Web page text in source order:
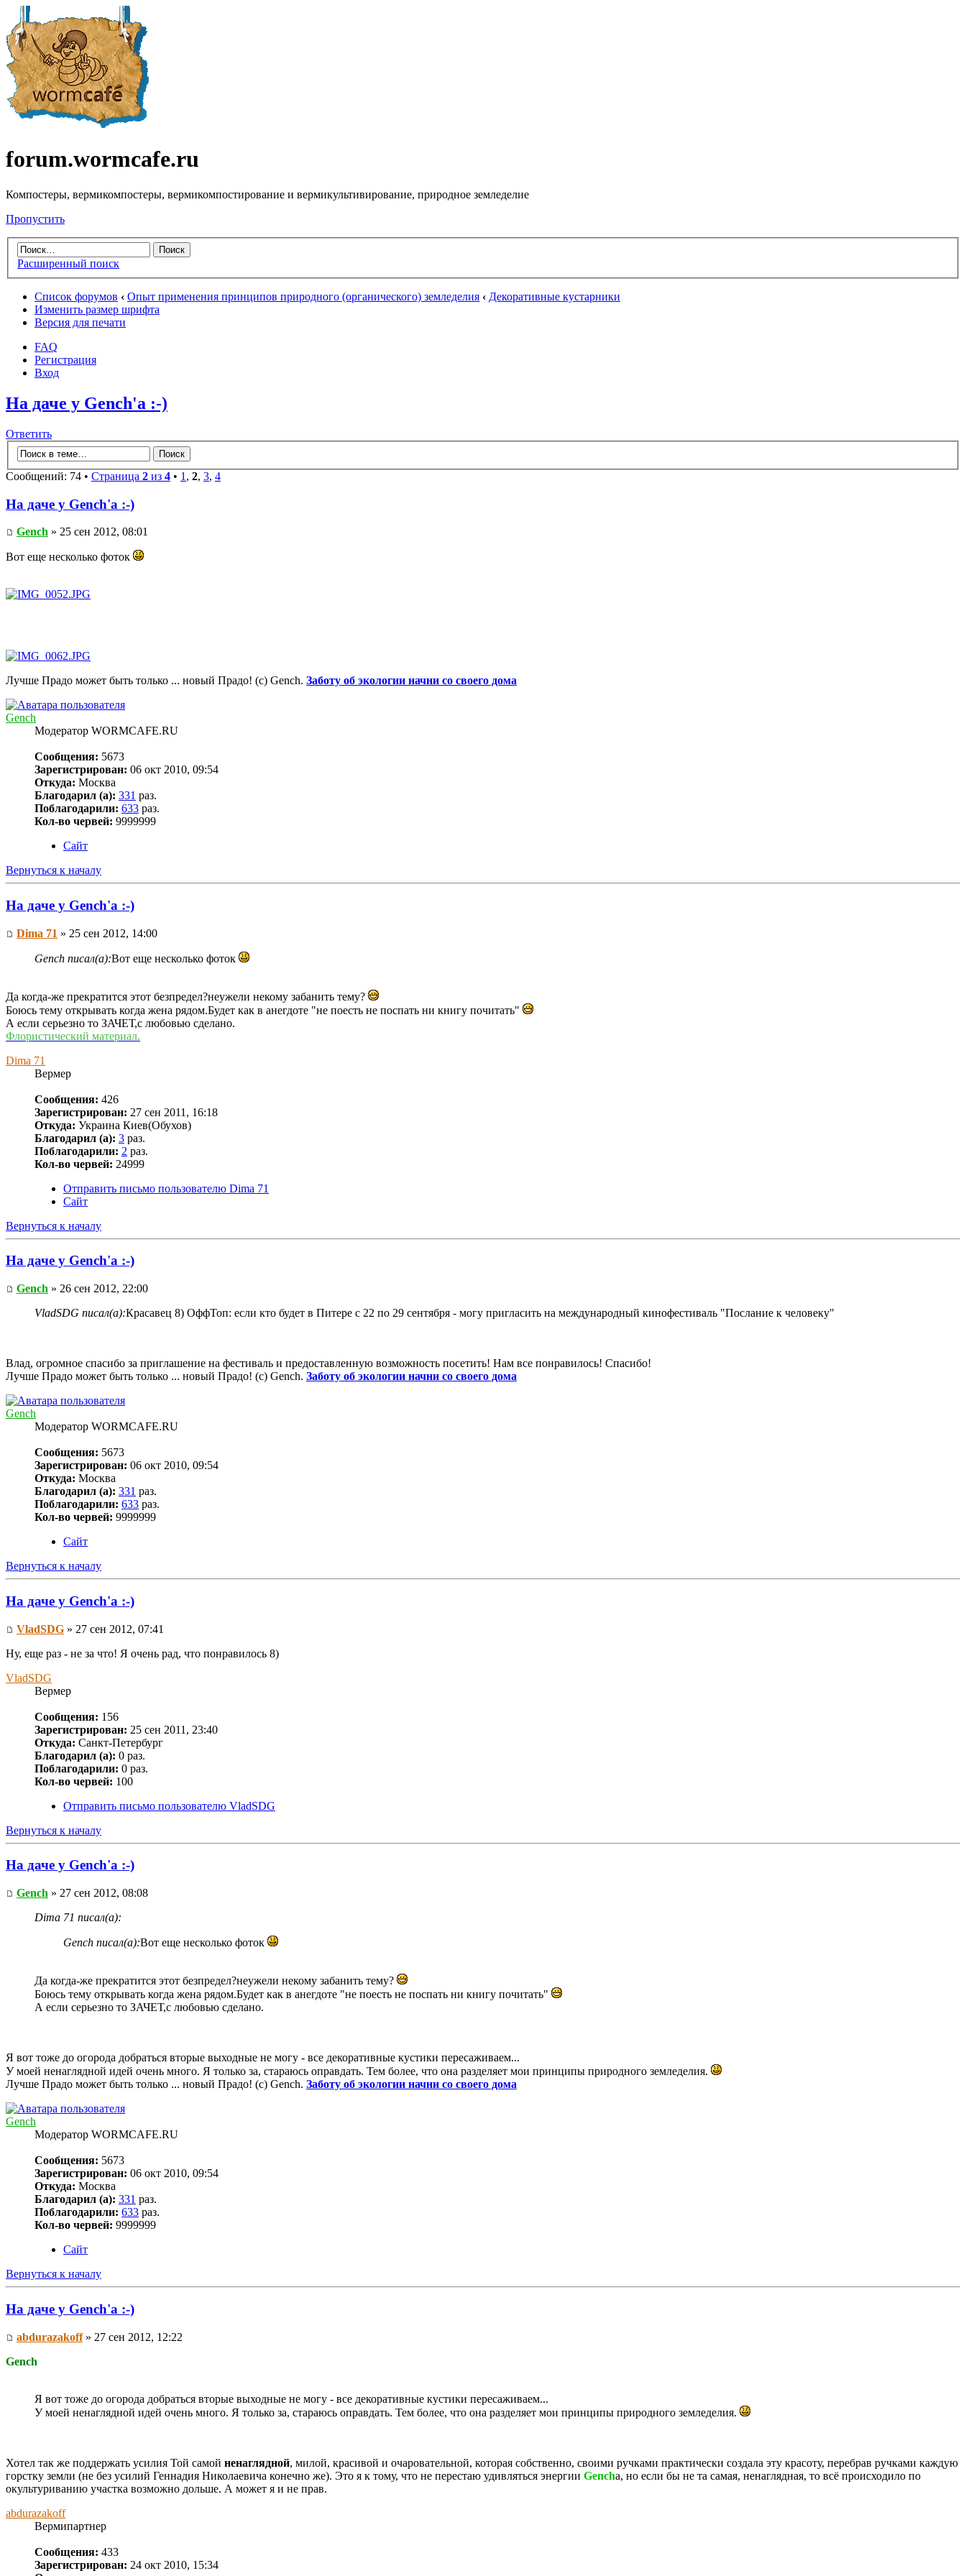
forum.wormcafe.ru
Компостеры, вермикомпостеры, вермикомпостирование и вермикультивирование, природное земледелие
Пропустить
Расширенный поиск
Список форумов ‹ Опыт применения принципов природного (органического) земледелия ‹ Декоративные кустарники
Изменить размер шрифта
Версия для печати
FAQ
Регистрация
Вход
На даче у Gench'а :-)
Ответить
Сообщений: 74 • Страница 2 из 4 • 1 , 2, 3, 4
На даче у Gench'а :-)
Gench » 25 сен 2012, 08:01
Вот еще несколько фоток
Лучше Прадо может быть только ... новый Прадо! (c) Gench. Заботу об экологии начни со своего дома
Gench
Модератор WORMCAFE.RU
Сообщения: 5673
Зарегистрирован: 06 окт 2010, 09:54
Откуда: Москва
Благодарил (а): 331 раз.
Поблагодарили: 633 раз.
Кол-во червей: 9999999
Сайт
Вернуться к началу
На даче у Gench'а :-)
Dima 71 » 25 сен 2012, 14:00
Gench писал(а):Вот еще несколько фоток
Да когда-же прекратится этот безпредел?неужели некому забанить тему?
Боюсь тему открывать когда жена рядом.Будет как в анегдоте "не поесть не поспать ни книгу почитать"
А если серьезно то ЗАЧЕТ,с любовью сделано.
Флористический материал.
Dima 71
Вермер
Сообщения: 426
Зарегистрирован: 27 сен 2011, 16:18
Откуда: Украина Киев(Обухов)
Благодарил (а): 3 раз.
Поблагодарили: 2 раз.
Кол-во червей: 24999
Отправить письмо пользователю Dima 71
Сайт
Вернуться к началу
На даче у Gench'а :-)
Gench » 26 сен 2012, 22:00
VladSDG писал(а):Красавец 8) ОффТоп: если кто будет в Питере с 22 по 29 сентября - могу пригласить на международный кинофестиваль "Послание к человеку"
Влад, огромное спасибо за приглашение на фестиваль и предоставленную возможность посетить! Нам все понравилось! Спасибо!
Лучше Прадо может быть только ... новый Прадо! (c) Gench. Заботу об экологии начни со своего дома
Gench
Модератор WORMCAFE.RU
Сообщения: 5673
Зарегистрирован: 06 окт 2010, 09:54
Откуда: Москва
Благодарил (а): 331 раз.
Поблагодарили: 633 раз.
Кол-во червей: 9999999
Сайт
Вернуться к началу
На даче у Gench'а :-)
VladSDG » 27 сен 2012, 07:41
Ну, еще раз - не за что! Я очень рад, что понравилось 8)
VladSDG
Вермер
Сообщения: 156
Зарегистрирован: 25 сен 2011, 23:40
Откуда: Санкт-Петербург
Благодарил (а): 0 раз.
Поблагодарили: 0 раз.
Кол-во червей: 100
Отправить письмо пользователю VladSDG
Вернуться к началу
На даче у Gench'а :-)
Gench » 27 сен 2012, 08:08
Dima 71 писал(а):
Gench писал(а):Вот еще несколько фоток
Да когда-же прекратится этот безпредел?неужели некому забанить тему?
Боюсь тему открывать когда жена рядом.Будет как в анегдоте "не поесть не поспать ни книгу почитать"
А если серьезно то ЗАЧЕТ,с любовью сделано.
Я вот тоже до огорода добраться вторые выходные не могу - все декоративные кустики пересаживаем...
У моей ненаглядной идей очень много. Я только за, стараюсь оправдать. Тем более, что она разделяет мои принципы природного земледелия.
Лучше Прадо может быть только ... новый Прадо! (c) Gench. Заботу об экологии начни со своего дома
Gench
Модератор WORMCAFE.RU
Сообщения: 5673
Зарегистрирован: 06 окт 2010, 09:54
Откуда: Москва
Благодарил (а): 331 раз.
Поблагодарили: 633 раз.
Кол-во червей: 9999999
Сайт
Вернуться к началу
На даче у Gench'а :-)
abdurazakoff» 27 сен 2012, 12:22
Gench
Я вот тоже до огорода добраться вторые выходные не могу - все декоративные кустики пересаживаем...
У моей ненаглядной идей очень много. Я только за, стараюсь оправдать. Тем более, что она разделяет мои принципы природного земледелия.
Хотел так же поддержать усилия Той самой ненаглядной, милой, красивой и очаровательной, которая собственно, своими ручками практически создала эту красоту, перебрав ручками каждую
горстку земли (не без усилий Геннадия Николаевича конечно же). Это я к тому, что не перестаю удивляться энергии Genchа, но если бы не та самая, ненаглядная, то всё происходило по
окультуриванию участка возможно дольше. А может я и не прав.
abdurazakoff
Вермипартнер
Сообщения: 433
Зарегистрирован: 24 окт 2010, 15:34